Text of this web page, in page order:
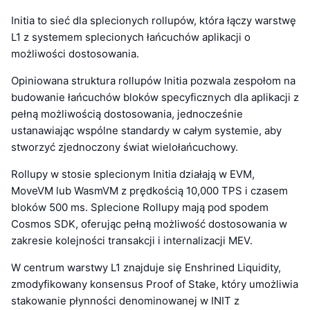
Initia to sieć dla splecionych rollupów, która łączy warstwę
L1 z systemem splecionych łańcuchów aplikacji o
możliwości dostosowania.
Opiniowana struktura rollupów Initia pozwala zespołom na
budowanie łańcuchów bloków specyficznych dla aplikacji z
pełną możliwością dostosowania, jednocześnie
ustanawiając wspólne standardy w całym systemie, aby
stworzyć zjednoczony świat wielołańcuchowy.
Rollupy w stosie splecionym Initia działają w EVM,
MoveVM lub WasmVM z prędkością 10,000 TPS i czasem
bloków 500 ms. Splecione Rollupy mają pod spodem
Cosmos SDK, oferując pełną możliwość dostosowania w
zakresie kolejności transakcji i internalizacji MEV.
W centrum warstwy L1 znajduje się Enshrined Liquidity,
zmodyfikowany konsensus Proof of Stake, który umożliwia
stakowanie płynności denominowanej w INIT z